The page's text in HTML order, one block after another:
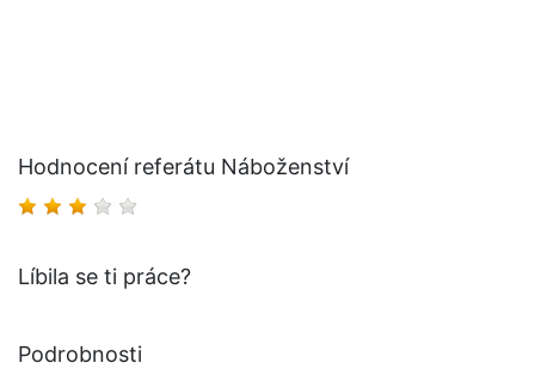
Hodnocení referátu Náboženství
Líbila se ti práce?
Podrobnosti